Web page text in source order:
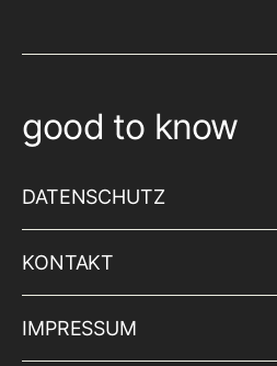
good to know
DATENSCHUTZ
KONTAKT
IMPRESSUM